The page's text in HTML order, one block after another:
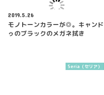
2019.5.26
モノトーンカラーが◎。キャンド
ゥのブラックのメガネ拭き
Seria（セリア）